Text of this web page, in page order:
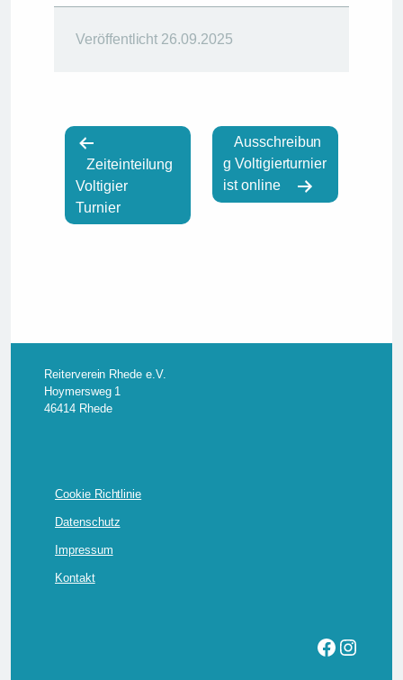
Veröffentlicht 26.09.2025
B
a
i
g
o
n
Zeiteinteilung
Voltigier
Turnier
Ausschreibun
g Voltigierturnier
ist online
Reiterverein Rhede e.V.
Hoymersweg 1
46414 Rhede
Cookie Richtlinie
Datenschutz
Impressum
Kontakt
Facebook Instagram